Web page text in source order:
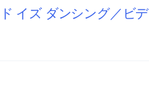
イズ ダンシング／ビデ